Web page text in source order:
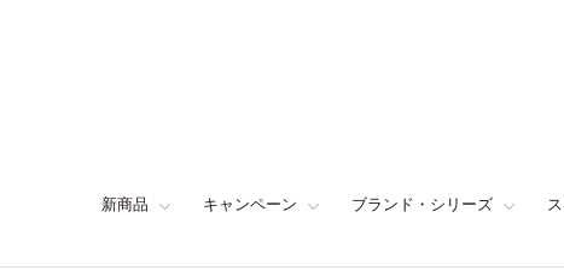
新商品 キャンペーン ブランド・シリーズ